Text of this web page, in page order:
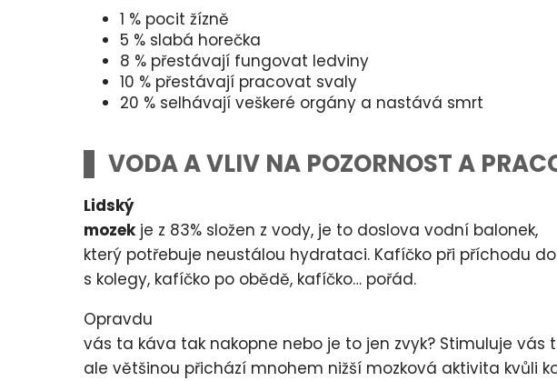
1 % pocit žízně
5 % slabá horečka
8 % přestávají fungovat ledviny
10 % přestávají pracovat svaly
20 % selhávají veškeré orgány a nastává smrt
VODA A VLIV NA POZORNOST A
Lidský
mozekje z 83% složen z vody, je to doslova vodní balonek,
který potřebuje neustálou hydrataci. Kafíčko při příchodu
s kolegy, kafíčko po obědě, kafíčko… pořád.
Opravdu
vás ta káva tak nakopne nebo je to jen zvyk? Stimuluje vás
ale většinou přichází mnohem nižší mozková aktivita kvůli